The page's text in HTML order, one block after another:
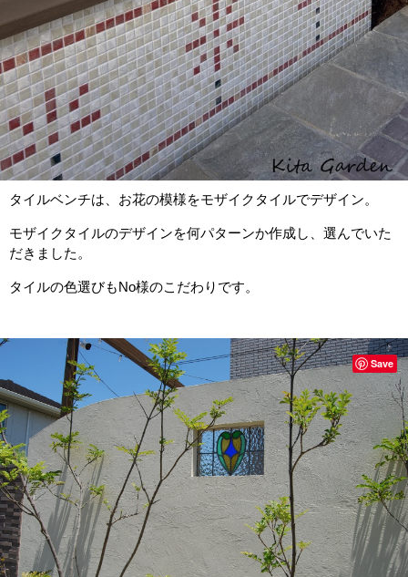
タイルベンチは、お花の模様をモザイクタイルでデザイン。
モザイクタイルのデザインを何パターンか作成し、選んでいた
だきました。
タイルの色選びもNo様のこだわりです。
Save